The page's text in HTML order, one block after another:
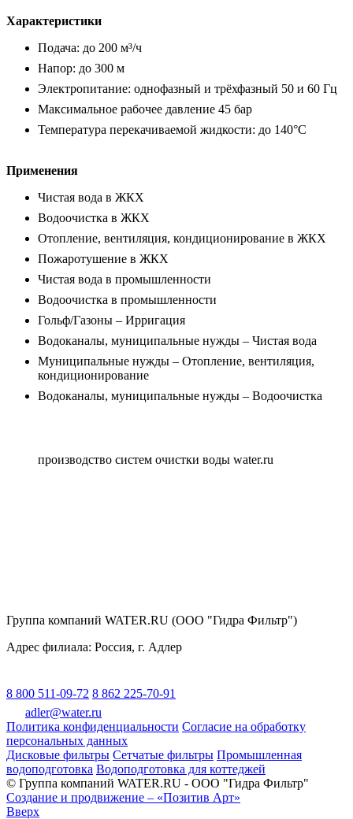
Характеристики
Подача: до 200 м³/ч
Напор: до 300 м
Электропитание: однофазный и трёхфазный 50 и 60 Гц
Максимальное рабочее давление 45 бар
Температура перекачиваемой жидкости: до 140°C
Применения
Чистая вода в ЖКХ
Водоочистка в ЖКХ
Отопление, вентиляция, кондиционирование в ЖКХ
Пожаротушение в ЖКХ
Чистая вода в промышленности
Водоочистка в промышленности
Гольф/Газоны – Ирригация
Водоканалы, муниципальные нужды – Чистая вода
Муниципальные нужды – Отопление, вентиляция,
кондиционирование
Водоканалы, муниципальные нужды – Водоочистка
производство систем очистки воды water.ru
Группа компаний WATER.RU (ООО "Гидра Фильтр")
Адрес филиала: Россия, г. Адлер
8 800 511-09-72 8 862 225-70-91
adler@water.ru
Политика конфиденциальности Согласие на обработку
персональных данных
Дисковые фильтры Сетчатые фильтры Промышленная
водоподготовка Водоподготовка для коттеджей
© Группа компаний WATER.RU - ООО "Гидра Фильтр"
Создание и продвижение – «Позитив Арт»
Вверх